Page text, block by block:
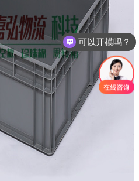
可以开模吗？